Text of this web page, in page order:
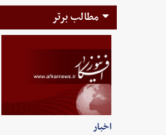
مطالب برتر
اخبار